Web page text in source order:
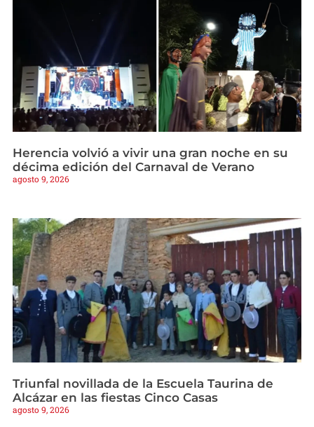
Herencia volvió a vivir una gran noche en su
décima edición del Carnaval de Verano
agosto 9, 2026
Triunfal novillada de la Escuela Taurina de
Alcázar en las fiestas Cinco Casas
agosto 9, 2026